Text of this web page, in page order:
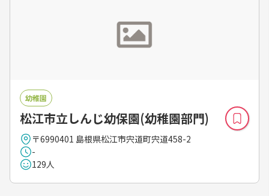
幼稚園
松江市立しんじ幼保園(幼稚園部門)
〒6990401 島根県松江市宍道町宍道458-2
-
129人